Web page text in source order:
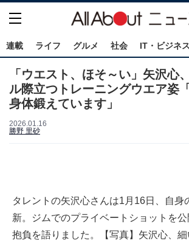
連載 ライフ グルメ 社会 IT・ビジネス
「ウエスト、ほそ～い」矢沢心
ル際立つトレーニングウエア姿
身体鍛えています」
2026.01.16
勝野 里砂
タレントの矢沢心さんは1月16日、自身
新。ジムでのプライベートショットを
抱負を語りました。【写真】矢沢心、